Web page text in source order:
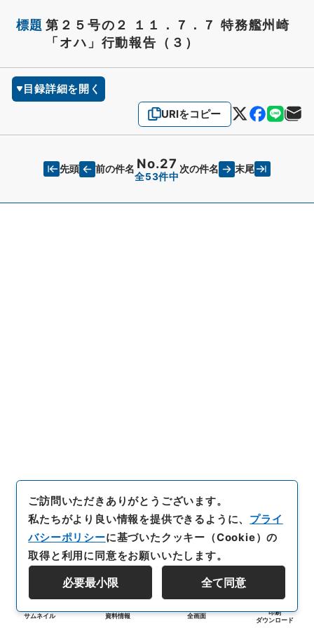
標題 第２５号の２ １１．７．７ 特務艦州崎
「オハ」行動報告（３）
目録詳細を開く
URIをコピー
先頭 前の件名 No.27
全53件中
次の件名 末尾
サムネイル 資料情報 全画面
印刷
ダウンロード
ご訪問いただきありがとうございます。
私たちがより良い情報を提供できるように、 プライ
バシーポリシーに基づいたクッキー（Cookie）の
取得と利用に同意をお願いいたします。
必要最小限 全て同意